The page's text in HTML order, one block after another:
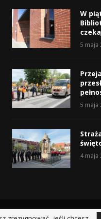
W
5 maja
5 maja
4 maja